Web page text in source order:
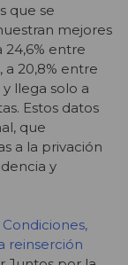
que se
mejores
24,6% entre
a 20,8% entre
llega solo a
. Estos datos
que
a la privación
y
reinserción